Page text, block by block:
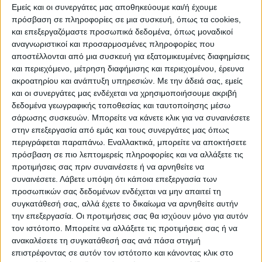
Εμείς και οι συνεργάτες μας αποθηκεύουμε και/ή έχουμε
πρόσβαση σε πληροφορίες σε μια συσκευή, όπως τα cookies,
και επεξεργαζόμαστε προσωπικά δεδομένα, όπως μοναδικοί
αναγνωριστικοί και προσαρμοσμένες πληροφορίες που
αποστέλλονται από μια συσκευή για εξατομικευμένες διαφημίσεις
και περιεχόμενο, μέτρηση διαφήμισης και περιεχομένου, έρευνα
ακροατηρίου και ανάπτυξη υπηρεσιών. Με την άδειά σας, εμείς
και οι συνεργάτες μας ενδέχεται να χρησιμοποιήσουμε ακριβή
δεδομένα γεωγραφικής τοποθεσίας και ταυτοποίησης μέσω
σάρωσης συσκευών. Μπορείτε να κάνετε κλικ για να συναινέσετε
στην επεξεργασία από εμάς και τους συνεργάτες μας όπως
περιγράφεται παραπάνω. Εναλλακτικά, μπορείτε να αποκτήσετε
πρόσβαση σε πιο λεπτομερείς πληροφορίες και να αλλάξετε τις
προτιμήσεις σας πριν συναινέσετε ή να αρνηθείτε να
συναινέσετε. Λάβετε υπόψη ότι κάποια επεξεργασία των
προσωπικών σας δεδομένων ενδέχεται να μην απαιτεί τη
συγκατάθεσή σας, αλλά έχετε το δικαίωμα να αρνηθείτε αυτήν
την επεξεργασία. Οι προτιμήσεις σας θα ισχύουν μόνο για αυτόν
τον ιστότοπο. Μπορείτε να αλλάξετε τις προτιμήσεις σας ή να
ανακαλέσετε τη συγκατάθεσή σας ανά πάσα στιγμή
επιστρέφοντας σε αυτόν τον ιστότοπο και κάνοντας κλικ στο
λειτουργήσει τονωτικά για τις τοπικές
οικονομίες του Έβρου και της Θεσσαλίας
συνολικά».
Οι δικαιούχοι θα μπορούν να
χρησιμοποιήσουν τις άυλες ψηφιακές
χρεωστικές κάρτες για δαπάνες διαμονής,
εστίασης και τοπικών μεταφορών στις
παραπάνω πληγείσες περιοχές. Όπως
αναφέρει χαρακτηριστικά ο υπουργός
«άμεσα, απλά, με διαφάνεια και χωρίς
περιττή γραφειοκρατία, οι πολίτες θα
υποβάλλουν την αίτησή τους στο
vouchers.gov.gr. Οι δικαιούχοι που θα
προκύψουν από την κλήρωση θα
χρησιμοποιήσουν τα προβλεπόμενα ποσά
σε υπηρεσίες εστίασης, διαμονής,